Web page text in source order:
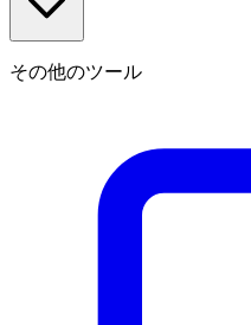
その他のツール